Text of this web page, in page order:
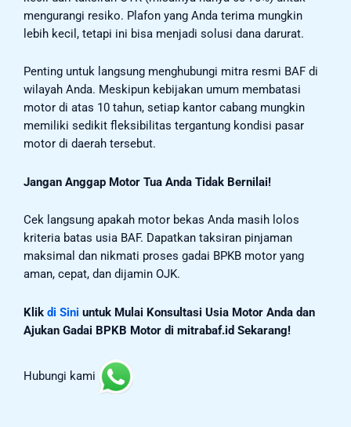
mengurangi resiko. Plafon yang Anda terima mungkin
lebih kecil, tetapi ini bisa menjadi solusi dana darurat.
Penting untuk langsung menghubungi mitra resmi BAF di
wilayah Anda. Meskipun kebijakan umum membatasi
motor di atas 10 tahun, setiap kantor cabang mungkin
memiliki sedikit fleksibilitas tergantung kondisi pasar
motor di daerah tersebut.
Jangan Anggap Motor Tua Anda Tidak Bernilai!
Cek langsung apakah motor bekas Anda masih lolos
kriteria batas usia BAF. Dapatkan taksiran pinjaman
maksimal dan nikmati proses gadai BPKB motor yang
aman, cepat, dan dijamin OJK.
Klik di Sini untuk Mulai Konsultasi Usia Motor Anda dan
Ajukan Gadai BPKB Motor di mitrabaf.id Sekarang!
Hubungi kami